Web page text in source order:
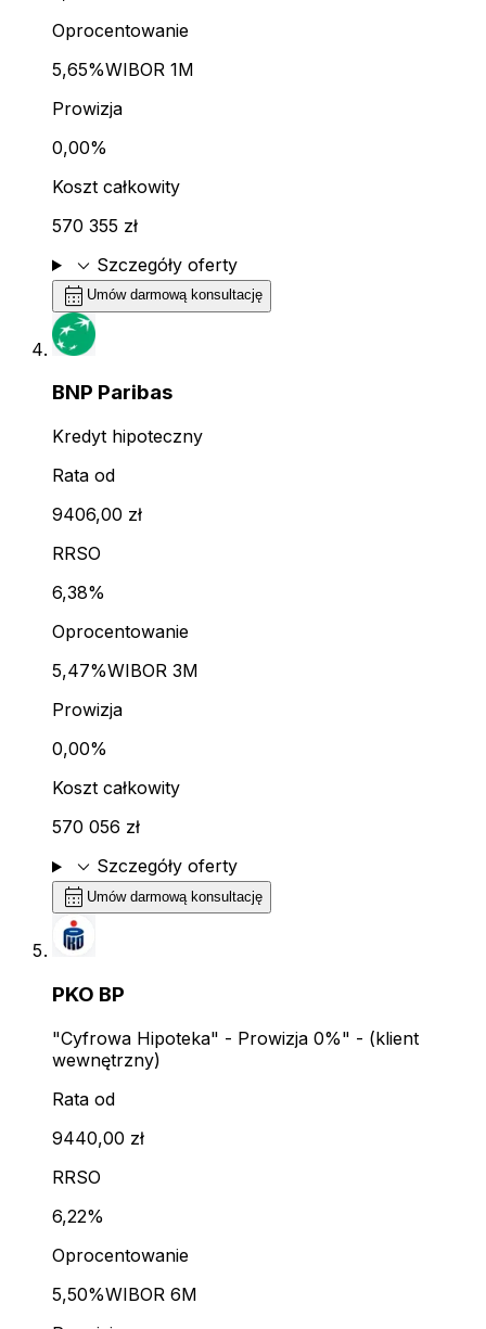
Oprocentowanie
5,65%WIBOR 1M
Prowizja
0,00%
Koszt całkowity
570 355 zł
expand_more Szczegóły oferty
calendar_month Umów darmową konsultację
BNP Paribas
Kredyt hipoteczny
Rata od
9406,00 zł
RRSO
6,38%
Oprocentowanie
5,47%WIBOR 3M
Prowizja
0,00%
Koszt całkowity
570 056 zł
expand_more Szczegóły oferty
calendar_month Umów darmową konsultację
PKO BP
"Cyfrowa Hipoteka" - Prowizja 0%" - (klient
wewnętrzny)
Rata od
9440,00 zł
RRSO
6,22%
Oprocentowanie
5,50%WIBOR 6M